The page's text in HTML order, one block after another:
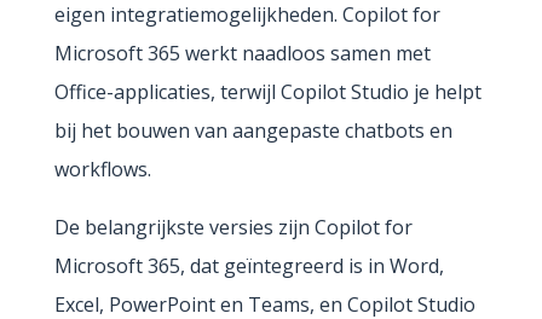
eigen integratiemogelijkheden. Copilot for
Microsoft 365 werkt naadloos samen met
Office-applicaties, terwijl Copilot Studio je helpt
bij het bouwen van aangepaste chatbots en
workflows.
De belangrijkste versies zijn Copilot for
Microsoft 365, dat geïntegreerd is in Word,
Excel, PowerPoint en Teams, en Copilot Studio